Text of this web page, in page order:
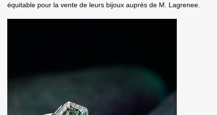
équitable pour la vente de leurs bijoux auprès de M. Lagrenee.